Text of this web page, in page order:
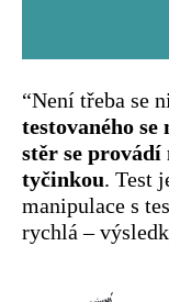
“Není třeba se
testovaného
stěr se provádí
tyčinkou. Test
manipulace s
rychlá –